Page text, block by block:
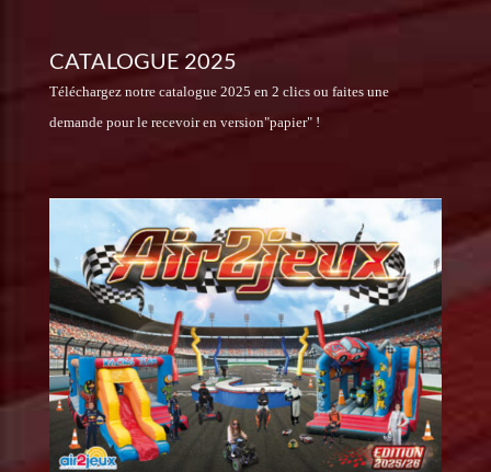
CATALOGUE 2025
Téléchargez notre catalogue 2025 en 2 clics ou faites une
demande pour le recevoir en version"papier" !